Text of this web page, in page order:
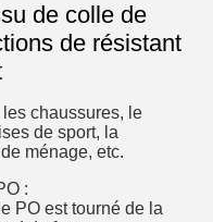
de colle de
de résistant
les chaussures, le
de sport, la
ménage, etc.
:
PO est tourné de la